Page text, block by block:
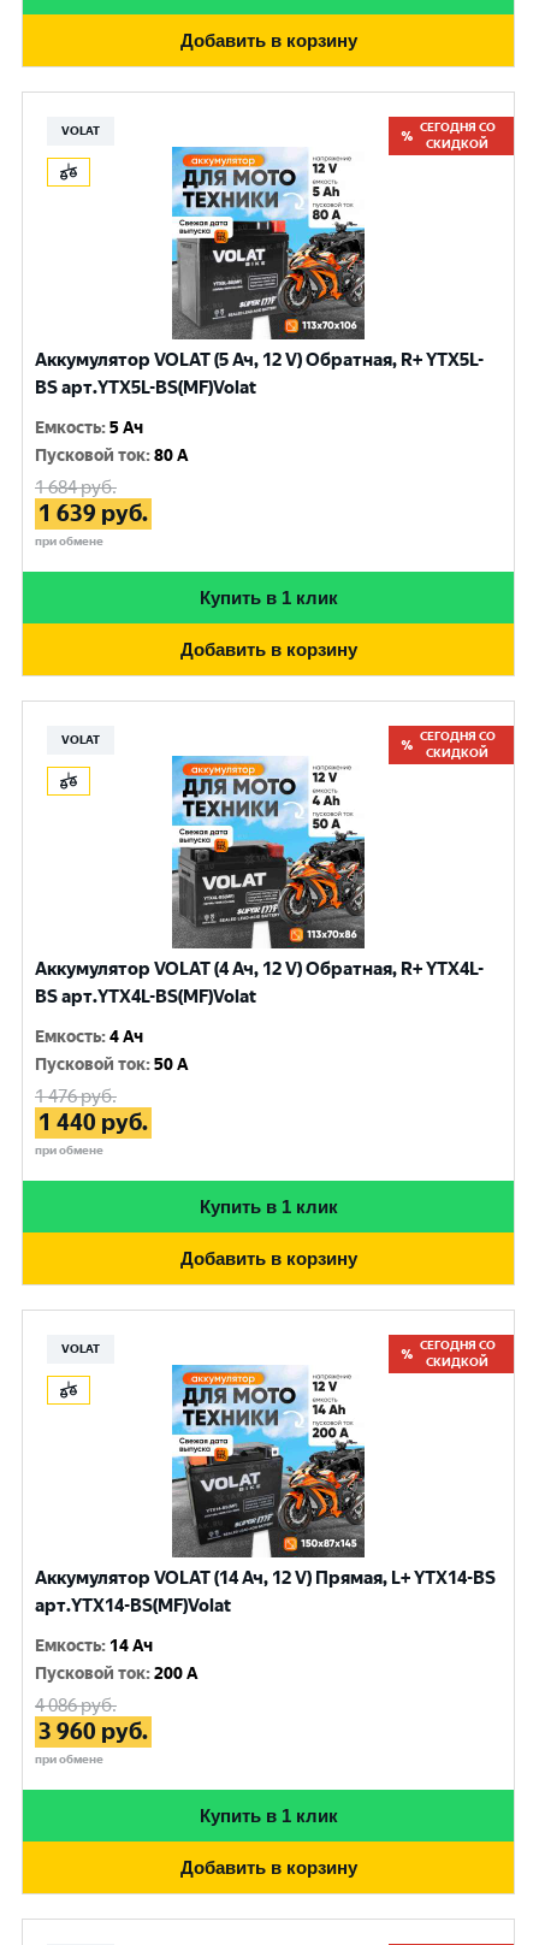
Добавить в корзину
VOLAT
СЕГОДНЯ СО
СКИДКОЙ
Аккумулятор VOLAT (5 Ач, 12 V) Обратная, R+ YTX5L-
BS арт.YTX5L-BS(MF)Volat
Емкость:5 Ач
Пусковой ток:80 A
1 684руб.
1 639 руб.
при обмене
Купить в 1 клик
Добавить в корзину
VOLAT
СЕГОДНЯ СО
СКИДКОЙ
Аккумулятор VOLAT (4 Ач, 12 V) Обратная, R+ YTX4L-
BS арт.YTX4L-BS(MF)Volat
Емкость:4 Ач
Пусковой ток:50 A
1 476руб.
1 440 руб.
при обмене
Купить в 1 клик
Добавить в корзину
VOLAT
СЕГОДНЯ СО
СКИДКОЙ
Аккумулятор VOLAT (14 Ач, 12 V) Прямая, L+ YTX14-BS
арт.YTX14-BS(MF)Volat
Емкость: 14 Ач
Пусковой ток:200 A
4 086руб.
3 960 руб.
при обмене
Купить в 1 клик
Добавить в корзину